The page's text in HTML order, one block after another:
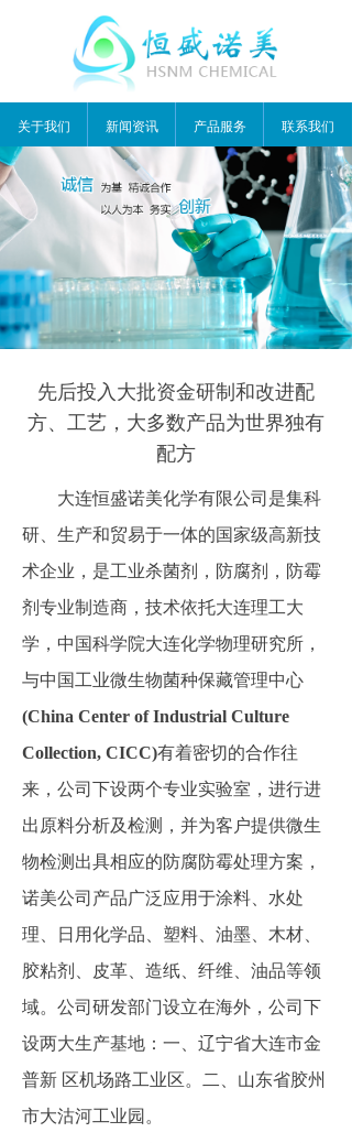
关于我们 新闻资讯 产品服务 联系我们
先后投入大批资金研制和改进配
方、工艺，大多数产品为世界独有
配方
大连恒盛诺美化学有限公司是集科
研、生产和贸易于一体的国家级高新技
术企业，是工业杀菌剂，防腐剂，防霉
剂专业制造商，技术依托大连理工大
学，中国科学院大连化学物理研究所，
与中国工业微生物菌种保藏管理中心
(China Center of Industrial Culture
Collection, CICC)有着密切的合作往
来，公司下设两个专业实验室，进行进
出原料分析及检测，并为客户提供微生
物检测出具相应的防腐防霉处理方案，
诺美公司产品广泛应用于涂料、水处
理、日用化学品、塑料、油墨、木材、
胶粘剂、皮革、造纸、纤维、油品等领
域。公司研发部门设立在海外，公司下
设两大生产基地：一、辽宁省大连市金
普新 区机场路工业区。二、山东省胶州
市大沽河工业园。